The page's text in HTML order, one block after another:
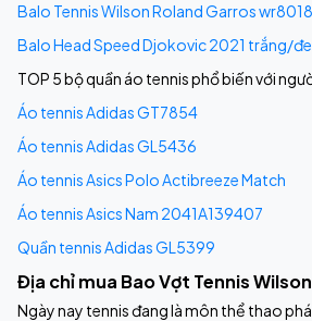
Balo Tennis Wilson Roland Garros
Balo Head Speed Djokovic 2021 trắng/
TOP 5 bộ quần áo tennis phổ biến với
Áo tennis Adidas GT7854
Áo tennis Adidas GL5436
Áo tennis Asics Polo Actibreeze Match
Áo tennis Asics Nam 2041A139407
Quần tennis Adidas GL5399
Địa chỉ mua Bao Vợt Tennis
Ngày nay tennis đang là môn thể thao